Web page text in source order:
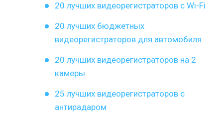
20 лучших видеорегистраторов с Wi-Fi
20 лучших бюджетных
видеорегистраторов для автомобиля
20 лучших видеорегистраторов на 2
камеры
25 лучших видеорегистраторов с
антирадаром